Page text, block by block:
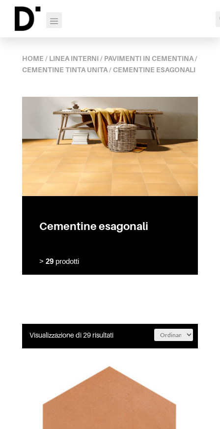
HOME / LINEA INTERNI / PAVIMENTI IN CEMENTINA/
CEMENTINE TINTA UNITA/ CEMENTINE ESAGONALI
Cementine esagonali
> 29prodotti
Visualizzazione di 29 risultati